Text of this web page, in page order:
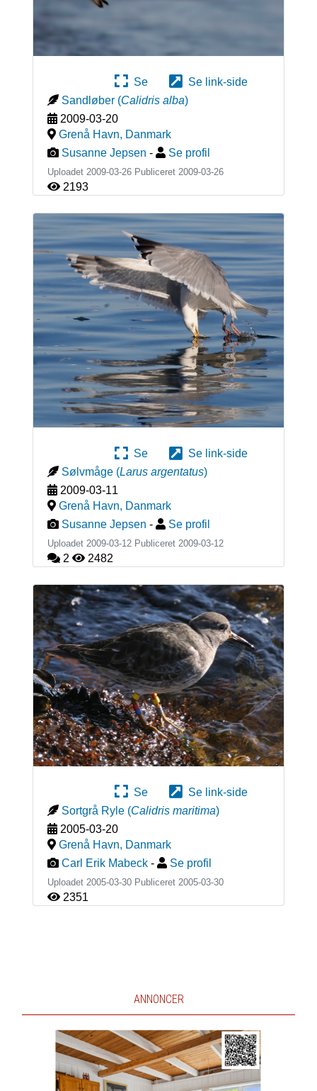
Se
Se link-side
Sandløber (Calidris alba)
2009-03-20
Grenå Havn, Danmark
Susanne Jepsen - Se profil
Uploadet 2009-03-26 Publiceret 2009-03-26
2193
Se
Se link-side
Sølvmåge (Larus argentatus)
2009-03-11
Grenå Havn, Danmark
Susanne Jepsen - Se profil
Uploadet 2009-03-12 Publiceret 2009-03-12
2 2482
Se
Se link-side
Sortgrå Ryle (Calidris maritima)
2005-03-20
Grenå Havn, Danmark
Carl Erik Mabeck - Se profil
Uploadet 2005-03-30 Publiceret 2005-03-30
2351
ANNONCER